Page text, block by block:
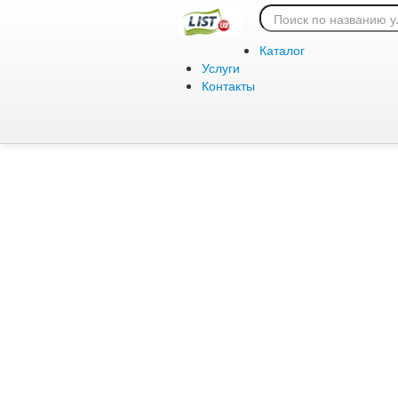
Каталог
Услуги
Контакты
Ошибка